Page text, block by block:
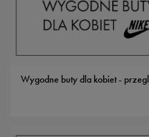
Wygodne buty dla kobiet -